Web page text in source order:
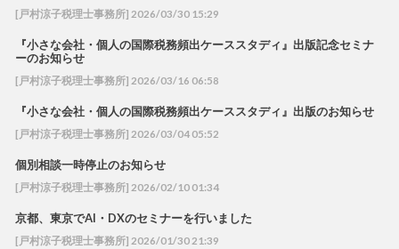
[戸村涼子税理士事務所] 2026/03/30 15:29
『小さな会社・個人の国際税務頻出ケーススタディ』出版記念セミナ
ーのお知らせ
[戸村涼子税理士事務所] 2026/03/16 06:58
『小さな会社・個人の国際税務頻出ケーススタディ』出版のお知らせ
[戸村涼子税理士事務所] 2026/03/04 05:52
個別相談一時停止のお知らせ
[戸村涼子税理士事務所] 2026/02/10 01:34
京都、東京でAI・DXのセミナーを行いました
[戸村涼子税理士事務所] 2026/01/30 21:39